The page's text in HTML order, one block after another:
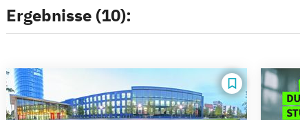
Ergebnisse (10):